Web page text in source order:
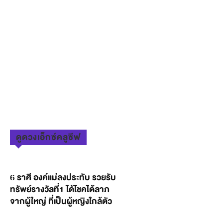
ดูดวงเอ็กซ์คลูซีฟ
6 ราศี องค์แม่ลงประทับ รวยรับ
ทรัพย์รางวัลที่1 ได้โชคได้ลาภ
จากผู้ใหญ่ ที่เป็นผู้หญิงใกล้ตัว